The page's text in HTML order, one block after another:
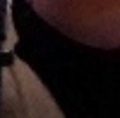
– 7:15 -12:30
Fünftklässler